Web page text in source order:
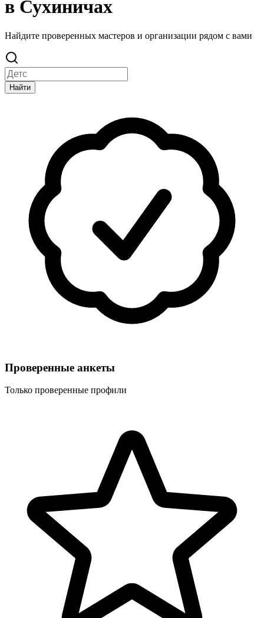
в Сухиничах
Найдите проверенных мастеров и организации рядом с вами
Найти
Проверенные анкеты
Только проверенные профили